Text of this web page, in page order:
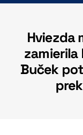
Hviezda
zamierila
Buček